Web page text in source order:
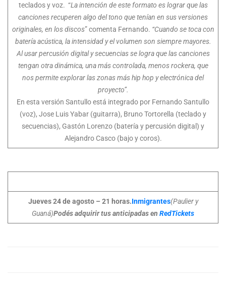
teclados y voz. “La intención de este formato es lograr que las
canciones recuperen algo del tono que tenían en sus versiones
originales, en los discos” comenta Fernando. “Cuando se toca con
batería acústica, la intensidad y el volumen son siempre mayores.
Al usar percusión digital y secuencias se logra que las canciones
tengan otra dinámica, una más controlada, menos rockera, que
nos permite explorar las zonas más hip hop y electrónica del
proyecto”.
En esta versión Santullo está integrado por Fernando Santullo
(voz), Jose Luis Yabar (guitarra), Bruno Tortorella (teclado y
secuencias), Gastón Lorenzo (batería y percusión digital) y
Alejandro Casco (bajo y coros).
Jueves 24 de agosto – 21 horas.Inmigrantes(Paulier y
Guaná)Podés adquirir tus anticipadas en RedTickets